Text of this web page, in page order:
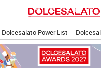
Dolcesalato Power List